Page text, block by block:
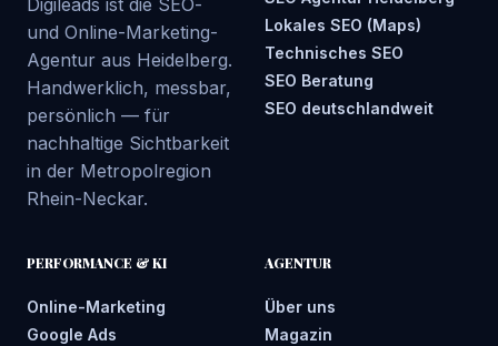
Digileads ist die SEO-
und Online-Marketing-
Agentur aus Heidelberg.
Handwerklich, messbar,
persönlich — für
nachhaltige Sichtbarkeit
in der Metropolregion
Rhein-Neckar.
Lokales SEO (Maps)
Technisches SEO
SEO Beratung
SEO deutschlandweit
PERFORMANCE & KI
Online-Marketing
Google Ads
AGENTUR
Über uns
Magazin